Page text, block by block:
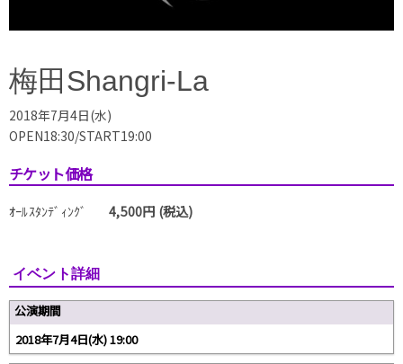
梅田Shangri-La
2018年7月4日(水)
OPEN18:30/START19:00
チケット価格
ｵｰﾙｽﾀﾝﾃﾞｨﾝｸﾞ 4,500円 (税込)
イベント詳細
公演期間
2018年7月4日(水) 19:00